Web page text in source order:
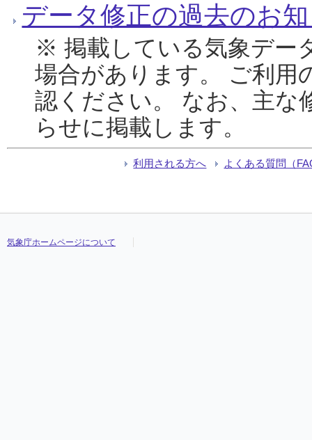
データ修正の過去のお
※ 掲載している気象デー
場合があります。 ご利用
認ください。 なお、主な
らせに掲載します。
利用される方へ よくある質問（
気象庁ホームページについて